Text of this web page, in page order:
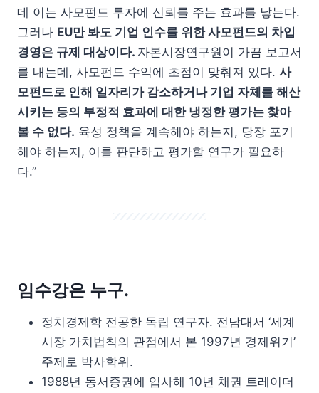
데 이는 사모펀드 투자에 신뢰를 주는 효과를 낳는다.
그러나 EU만 봐도 기업 인수를 위한 사모펀드의 차입
경영은 규제 대상이다. 자본시장연구원이 가끔 보고서
를 내는데, 사모펀드 수익에 초점이 맞춰져 있다. 사
모펀드로 인해 일자리가 감소하거나 기업 자체를 해산
시키는 등의 부정적 효과에 대한 냉정한 평가는 찾아
볼 수 없다. 육성 정책을 계속해야 하는지, 당장 포기
해야 하는지, 이를 판단하고 평가할 연구가 필요하
다.”
임수강은 누구.
정치경제학 전공한 독립 연구자. 전남대서 ‘세계
시장 가치법칙의 관점에서 본 1997년 경제위기’
주제로 박사학위.
1988년 동서증권에 입사해 10년 채권 트레이더